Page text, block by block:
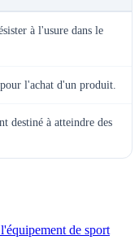
à l'usure dans le
l'achat d'un produit.
destiné à atteindre des
de sport